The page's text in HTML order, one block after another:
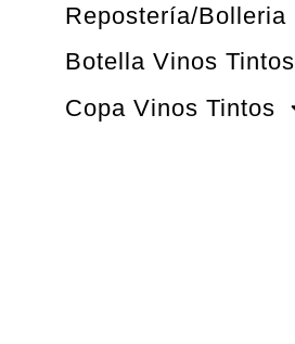
Repostería/Bolleria
Botella Vinos Tintos
Copa Vinos Tintos